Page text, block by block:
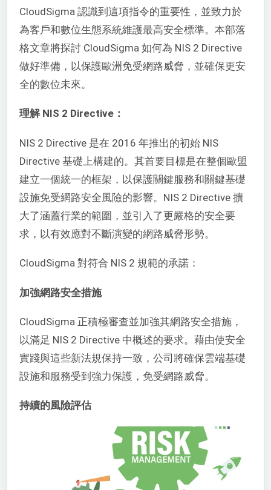
CloudSigma 認識到這項指令的重要性，並致力於
為客戶和數位生態系統維護最高安全標準。本部落
格文章將探討 CloudSigma 如何為 NIS 2 Directive
做好準備，以保護歐洲免受網路威脅，並確保更安
全的數位未來。
理解 NIS 2 Directive：
NIS 2 Directive 是在 2016 年推出的初始 NIS
Directive 基礎上構建的。其首要目標是在整個歐盟
建立一個統一的框架，以保護關鍵服務和關鍵基礎
設施免受網路安全風險的影響。NIS 2 Directive 擴
大了涵蓋行業的範圍，並引入了更嚴格的安全要
求，以有效應對不斷演變的網路威脅形勢。
CloudSigma 對符合 NIS 2 規範的承諾：
加強網路安全措施
CloudSigma 正積極審查並加強其網路安全措施，
以滿足 NIS 2 Directive 中概述的要求。藉由使安全
實踐與這些新法規保持一致，公司將確保雲端基礎
設施和服務受到強力保護，免受網路威脅。
持續的風險評估